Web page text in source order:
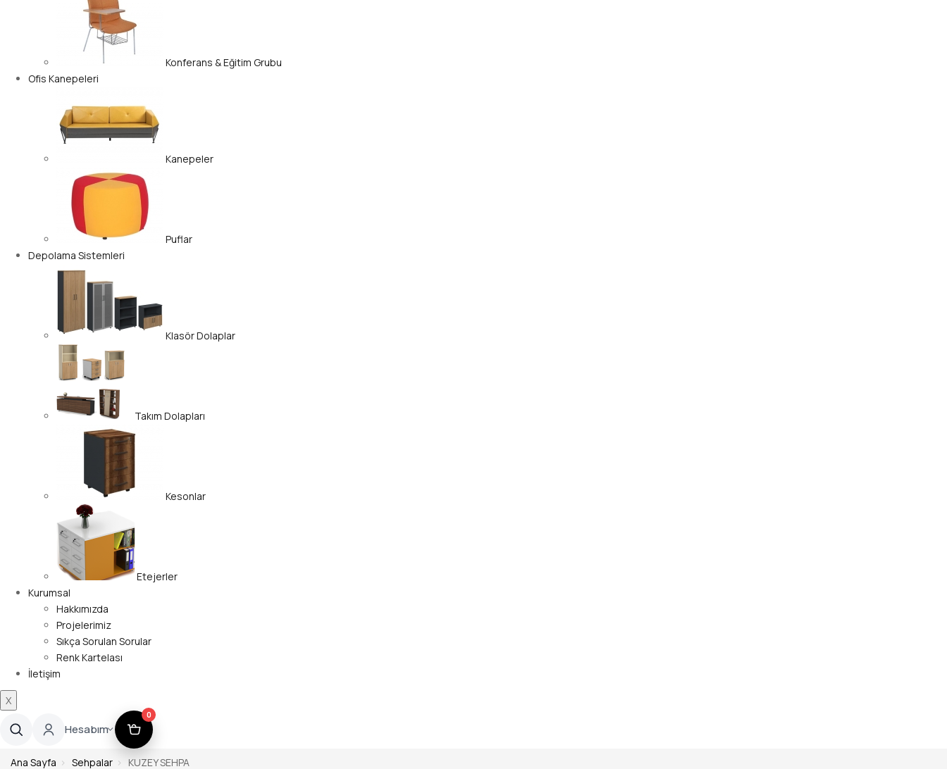
Konferans & Eğitim Grubu
Ofis Kanepeleri
Kanepeler
Puflar
Depolama Sistemleri
Klasör Dolaplar
Takım Dolapları
Kesonlar
Etejerler
Kurumsal
Hakkımızda
Projelerimiz
Sıkça Sorulan Sorular
Renk Kartelası
İletişim
X
Hesabım
0
Ana Sayfa Sehpalar KUZEY SEHPA